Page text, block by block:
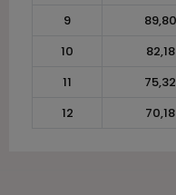
9
10
11
12